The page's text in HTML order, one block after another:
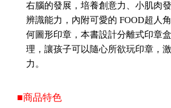
右腦的發展，培養創意力、小肌肉
辨識能力，內附可愛的 FOOD超人
何圖形印章，本書設計分離式印章
理，讓孩子可以隨心所欲玩印章，
力。
■商品特色